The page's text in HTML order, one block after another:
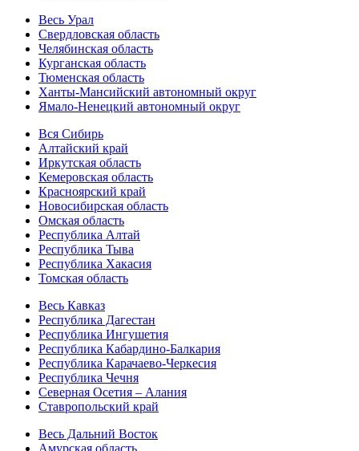
Весь Урал
Свердловская область
Челябинская область
Курганская область
Тюменская область
Ханты-Мансийский автономный округ
Ямало-Ненецкий автономный округ
Вся Сибирь
Алтайский край
Иркутская область
Кемеровская область
Красноярский край
Новосибирская область
Омская область
Республика Алтай
Республика Тыва
Республика Хакасия
Томская область
Весь Кавказ
Республика Дагестан
Республика Ингушетия
Республика Кабардино-Балкария
Республика Карачаево-Черкесия
Республика Чечня
Северная Осетия – Алания
Ставропольский край
Весь Дальний Восток
Амурская область